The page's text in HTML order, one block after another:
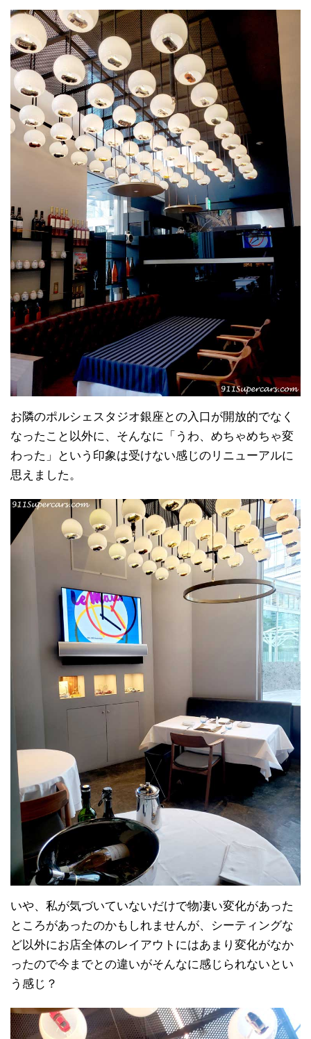
お隣のポルシェスタジオ銀座との入口が開放的でなく
なったこと以外に、そんなに「うわ、めちゃめちゃ変
わった」という印象は受けない感じのリニューアルに
思えました。
いや、私が気づいていないだけで物凄い変化があった
ところがあったのかもしれませんが、シーティングな
ど以外にお店全体のレイアウトにはあまり変化がなか
ったので今までとの違いがそんなに感じられないとい
う感じ？